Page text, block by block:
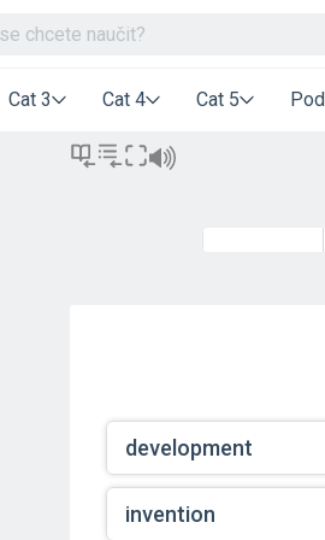
Cat 3 Cat 4 Cat 5
development
invention